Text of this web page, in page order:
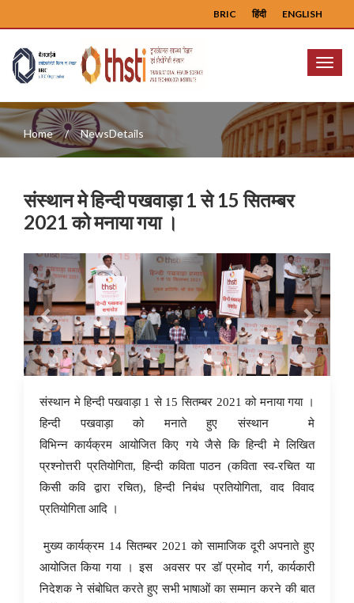
ENGLISH
हिंदी
BRIC
Menu
Home NewsDetails
संस्थान मे हिन्दी पखवाड़ा 1 से 15 सितम्बर
2021 को मनाया गया ।
Previous Next
20 Sep 2021
संस्थान मे हिन्दी पखवाड़ा 1 से 15 सितम्बर 2021 को मनाया गया ।
हिन्दी पखवाड़ा कोमनाते हुए संस्थान
मे
विभिन्न कार्यक्रम आयोजित किए गये जैसे कि हिन्दी मे लिखित
प्रश्नोत्तरी प्रतियोगिता, हिन्दी कविता पाठन (कविता स्व-रचित या
किसी कवि द्वारा रचित), हिन्दी निबंध प्रतियोगिता, वाद विवाद
प्रतियोगिता आदि ।
मुख्य कार्यक्रम 14 सितम्बर 2021 को सामाजिक दूरी अपनाते हुए
आयोजित किया गया । इस अवसर पर डॉ प्रमोद गर्ग, कार्यकारी
निदेशक ने संबोधित करते हुए सभी भाषाओं का सम्मान करने की बात